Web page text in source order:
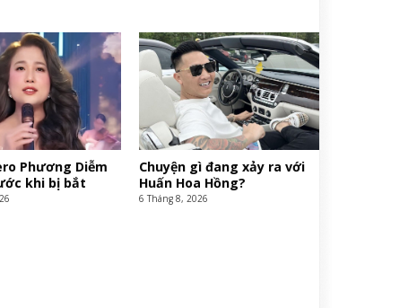
Phương Diễm
khi bị bắt
Chuyện gì đang xảy ra với
Huấn Hoa Hồng?
6 Tháng 8, 2026